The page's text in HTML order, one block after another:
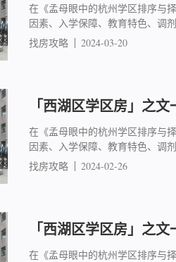
在《孟母眼中的杭州学区排序与
因素、入学保障、教育特色、调
找房攻略
2024-03-20
「西湖区学区房」之
在《孟母眼中的杭州学区排序与
因素、入学保障、教育特色、调
找房攻略
2024-02-26
「西湖区学区房」之
在《孟母眼中的杭州学区排序与